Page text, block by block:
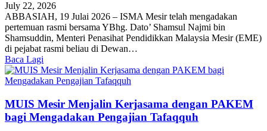
July 22, 2026
ABBASIAH, 19 Julai 2026 – ISMA Mesir telah mengadakan
pertemuan rasmi bersama YBhg. Dato’ Shamsul Najmi bin
Shamsuddin, Menteri Penasihat Pendidikkan Malaysia Mesir (EME)
di pejabat rasmi beliau di Dewan…
Baca Lagi
MUIS Mesir Menjalin Kerjasama dengan PAKEM
bagi Mengadakan Pengajian Tafaqquh